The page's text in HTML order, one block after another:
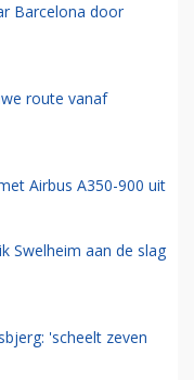
Barcelona door
route vanaf
Airbus A350-900 uit
Swelheim aan de slag
'scheelt zeven